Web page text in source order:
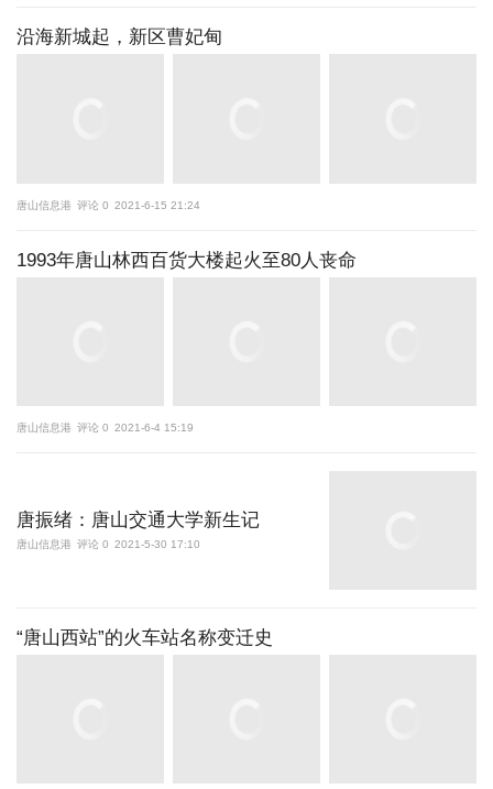
沿海新城起，新区曹妃甸
唐山信息港 评论 0 2021-6-15 21:24
1993年唐山林西百货大楼起火至80人丧命
唐山信息港 评论 0 2021-6-4 15:19
唐振绪：唐山交通大学新生记
唐山信息港 评论 0 2021-5-30 17:10
“唐山西站”的火车站名称变迁史